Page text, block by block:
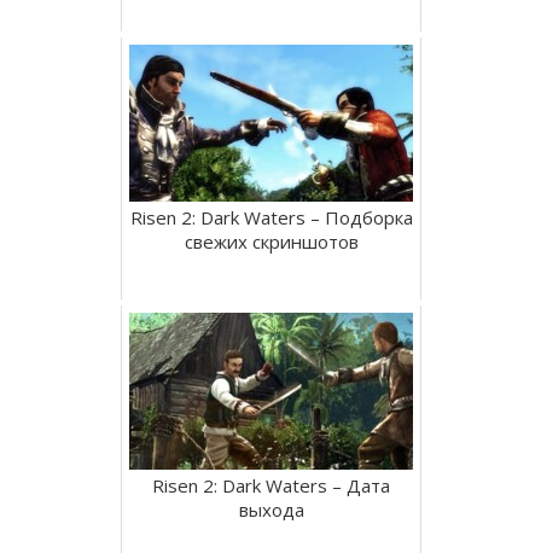
Risen 2: Dark Waters – Подборка
свежих скриншотов
Risen 2: Dark Waters – Дата
выхода